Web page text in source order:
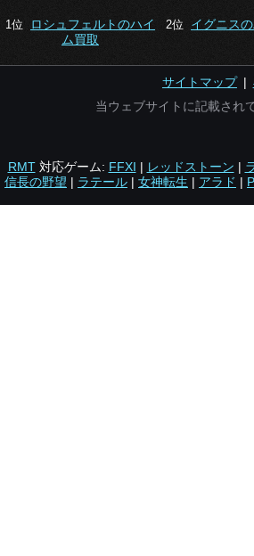
1位
ロシュフェルトのハイ
ム買取
2位 イグニス
サイトマップ|
当ウェブサイトに記載され
RMT対応ゲーム: FFXI | レッドストーン |
信長の野望 | ラテール | 女神転生 | アラド |